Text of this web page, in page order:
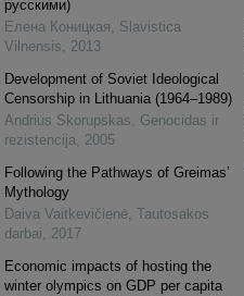
русскими)
Елена Коницкая, Slavistica
Vilnensis, 2013
Development of Soviet Ideological
Censorship in Lithuania (1964–1989)
Andrius Skorupskas, Genocidas ir
rezistencija, 2005
Following the Pathways of Greimas’
Mythology
Daiva Vaitkevičienė, Tautosakos
darbai, 2017
Economic impacts of hosting the
winter olympics on GDP per capita